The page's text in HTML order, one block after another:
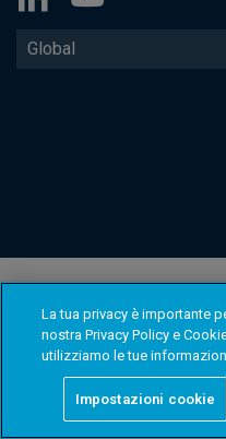
Global
La tua privacy è importante
nostra Privacy Policy e
utilizziamo le tue
Impostazioni cookie